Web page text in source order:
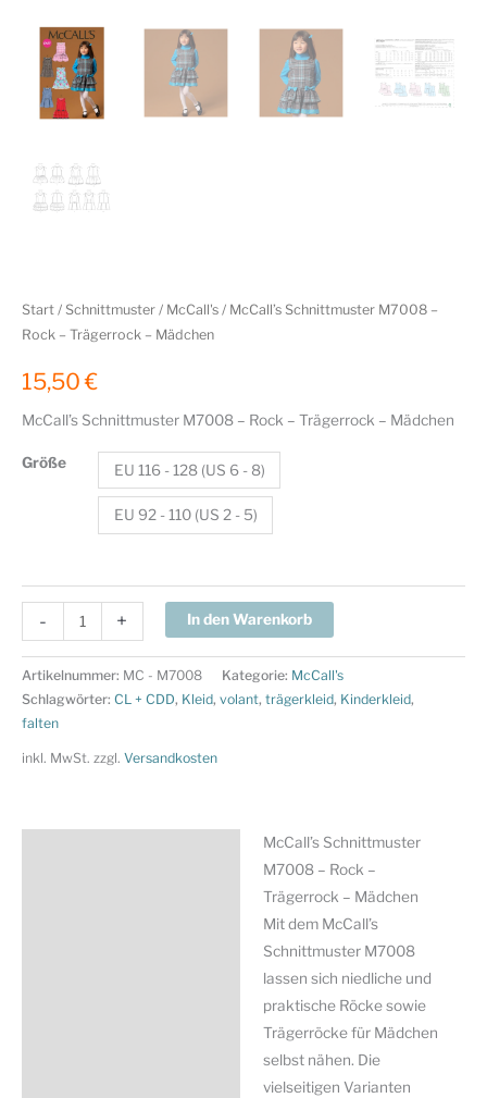
Start / Schnittmuster / McCall's / McCall’s Schnittmuster M7008 –
Rock – Trägerrock – Mädchen
15,50€
McCall’s Schnittmuster M7008 – Rock – Trägerrock – Mädchen
Größe EU 116 - 128 (US 6 - 8)
EU 92 - 110 (US 2 - 5)
-
Schnittmuster
M7008
-
Rock
-
Mädchen
+ In den Warenkorb
Artikelnummer: MC - M7008 Kategorie: McCall's
Schlagwörter: CL + CDD, Kleid, volant, trägerkleid, Kinderkleid,
falten
inkl. MwSt. zzgl. Versandkosten
McCall’s Schnittmuster
M7008 – Rock –
Trägerrock – Mädchen
Mit dem McCall’s
Schnittmuster M7008
lassen sich niedliche und
praktische Röcke sowie
Trägerröcke für Mädchen
selbst nähen. Die
vielseitigen Varianten